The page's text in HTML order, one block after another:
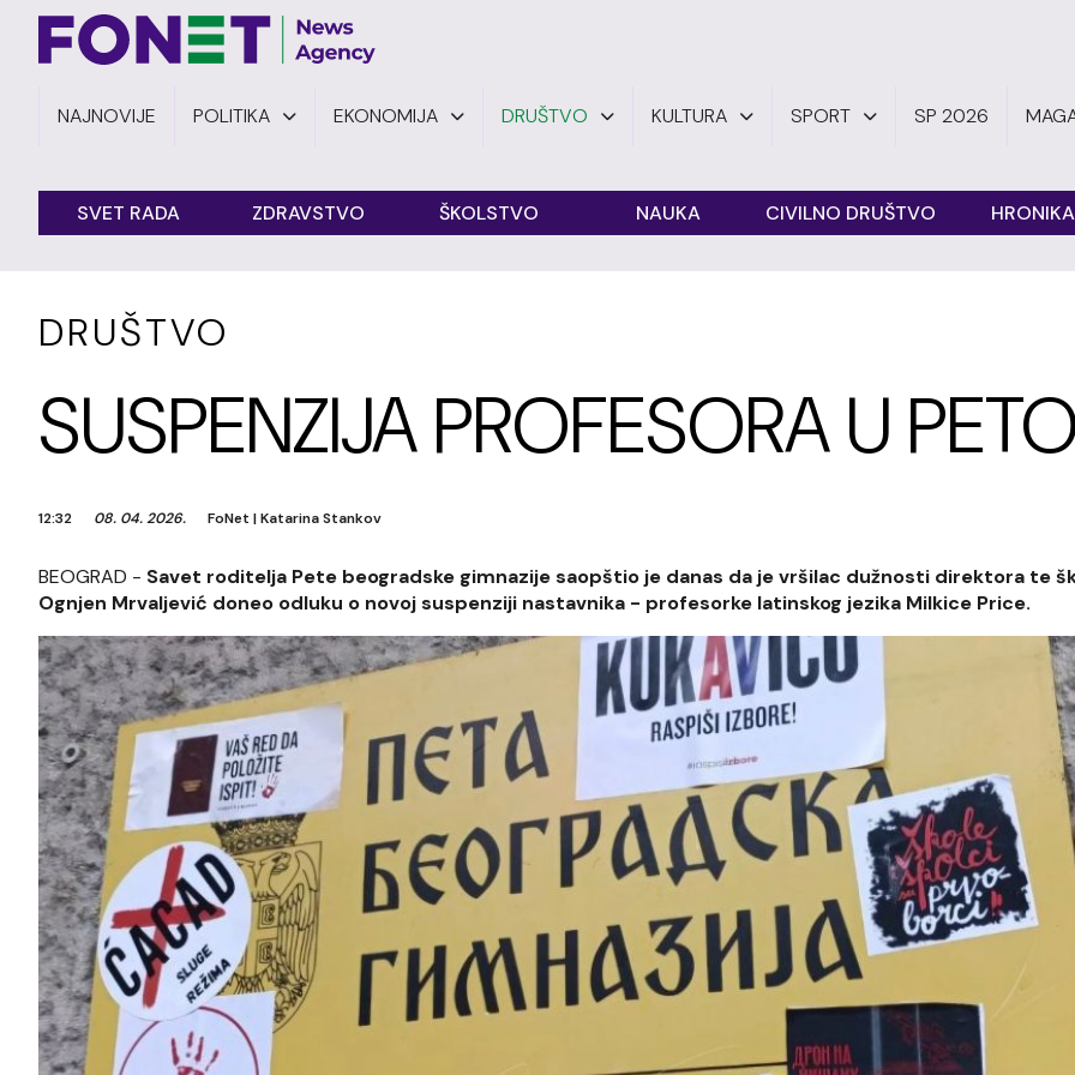
NAJNOVIJE POLITIKA EKONOMIJA DRUŠTVO KULTURA SPORT SP 2026
SVET RADA ZDRAVSTVO ŠKOLSTVO NAUKA CIVILNO DRUŠTVO HRONIKA
DRUŠTVO
SUSPENZIJA PROFESORA U
12:32 08. 04. 2026. FoNet |Katarina Stankov
BEOGRAD - Savet roditelja Pete beogradske gimnazije saopštio je danas da je vršilac dužnosti direktora te
Ognjen Mrvaljević doneo odluku o novoj suspenziji nastavnika - profesorke latinskog jezika Milkice Price.